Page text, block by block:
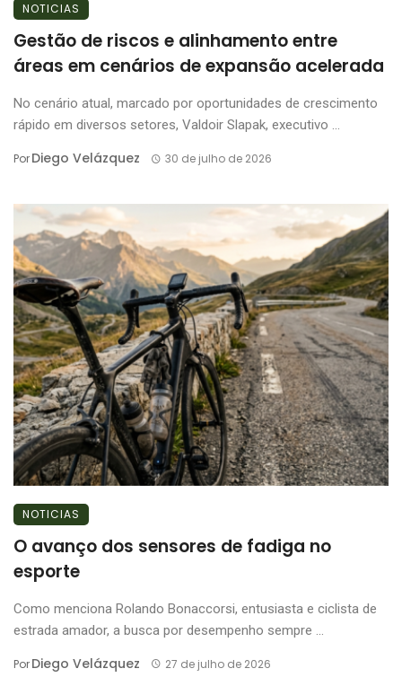
NOTICIAS
Gestão de riscos e alinhamento entre
áreas em cenários de expansão acelerada
No cenário atual, marcado por oportunidades de crescimento
rápido em diversos setores, Valdoir Slapak, executivo ...
PorDiego Velázquez 30 de julho de 2026
NOTICIAS
O avanço dos sensores de fadiga no
esporte
Como menciona Rolando Bonaccorsi, entusiasta e ciclista de
estrada amador, a busca por desempenho sempre ...
PorDiego Velázquez 27 de julho de 2026